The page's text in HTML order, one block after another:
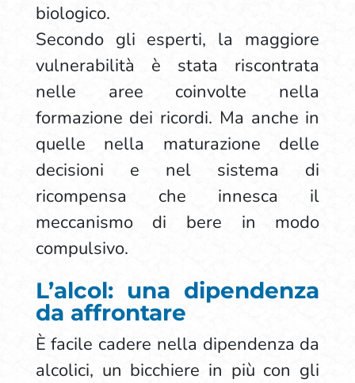
biologico.
Secondo gli esperti, la maggiore
vulnerabilità è stata riscontrata
nelle aree coinvolte nella
formazione dei ricordi. Ma anche in
quelle nella maturazione delle
decisioni e nel sistema di
ricompensa che innesca il
meccanismo di bere in modo
compulsivo.
L’alcol: una dipendenza
da affrontare
È facile cadere nella dipendenza da
alcolici, un bicchiere in più con gli